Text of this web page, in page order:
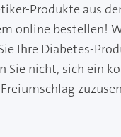
Produkte aus
online bestellen!
Ihre Diabetes-
Sie nicht, sich ein